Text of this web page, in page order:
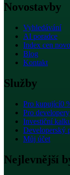
Novostavby
Vyhledávání
AI poradce
Index cen
Blog
Kontakt
Služby
Pro kupující0
Pro developery
Investiční
Developerský
Můj účet
Nejlevnější